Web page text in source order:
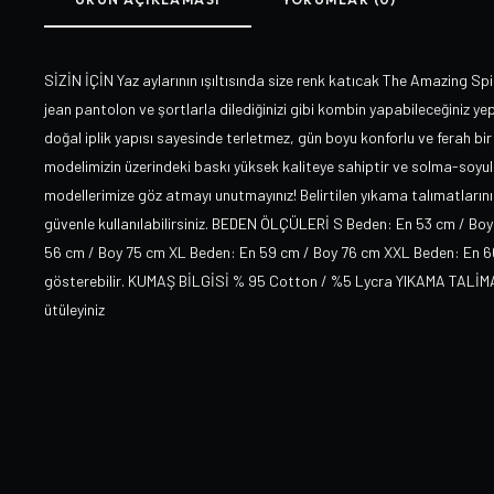
SİZİN İÇİN Yaz aylarının ışıltısında size renk katıcak The Amazing
jean pantolon ve şortlarla dilediğinizi gibi kombin yapabileceğiniz
doğal iplik yapısı sayesinde terletmez, gün boyu konforlu ve ferah
modelimizin üzerindeki baskı yüksek kaliteye sahiptir ve solma-
modellerimize göz atmayı unutmayınız! Belirtilen yıkama
güvenle kullanılabilirsiniz. BEDEN ÖLÇÜLERİ S Beden: En 53 cm /
56 cm / Boy 75 cm XL Beden: En 59 cm / Boy 76 cm XXL Beden: En
gösterebilir. KUMAŞ BİLGİSİ % 95 Cotton / %5 Lycra YIKAMA
ütüleyiniz